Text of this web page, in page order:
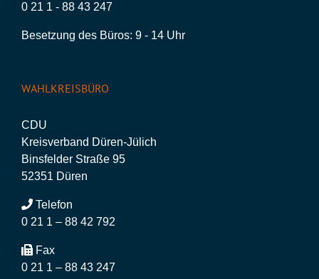
0 21 1 - 88 43 247
Besetzung des Büros: 9 - 14 Uhr
WAHLKREISBÜRO
CDU
Kreisverband Düren-Jülich
Binsfelder Straße 95
52351 Düren
Telefon
0 21 1 – 88 42 792
Fax
0 21 1 – 88 43 247